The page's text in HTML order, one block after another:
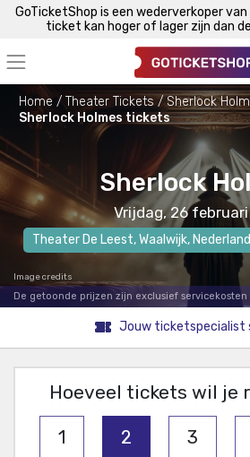
GoTicketShop is een wederverkoper
ticket kan hoger of lager zijn dan
Home Theater Tickets
Sherlock
Sherlock Holmes tickets
Sherlock
Vrijdag, 26
Theater De Leest,Waalwijk, Nederland
Image credits
De getoonde prijzen zijn exclusief
Jouw ticketspecialist
Hoeveel tickets wil je
1 2 3